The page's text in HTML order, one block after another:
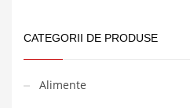
CATEGORII DE PRODUSE
Alimente